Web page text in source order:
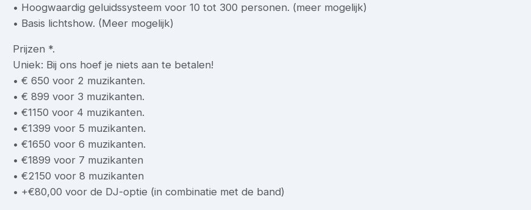
• Hoogwaardig geluidssysteem voor 10 tot 300 personen. (meer mogelijk)
• Basis lichtshow. (Meer mogelijk)
Prijzen *.
Uniek: Bij ons hoef je niets aan te betalen!
• € 650 voor 2 muzikanten.
• € 899 voor 3 muzikanten.
• €1150 voor 4 muzikanten.
• €1399 voor 5 muzikanten.
• €1650 voor 6 muzikanten.
• €1899 voor 7 muzikanten
• €2150 voor 8 muzikanten
• +€80,00 voor de DJ-optie (in combinatie met de band)